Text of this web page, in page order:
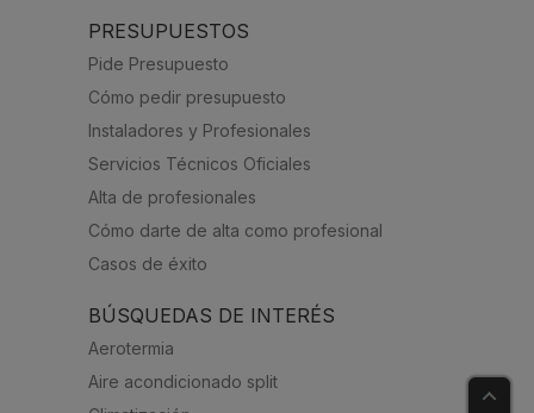
PRESUPUESTOS
Pide Presupuesto
Cómo pedir presupuesto
Instaladores y Profesionales
Servicios Técnicos Oficiales
Alta de profesionales
Cómo darte de alta como profesional
Casos de éxito
BÚSQUEDAS DE INTERÉS
Aerotermia
Aire acondicionado split